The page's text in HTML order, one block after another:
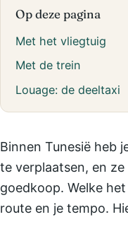
Op deze pagina
Met het vliegtuig
Met de trein
Louage: de deeltaxi
Binnen Tunesië heb
te verplaatsen, en
goedkoop. Welke
route en je tempo.